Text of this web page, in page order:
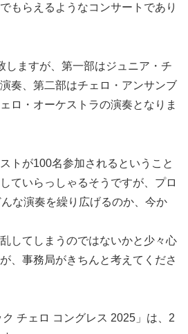
もらえるようなコンサートであり
しますが、第一部はジュニア・チ
奏、第二部はチェロ・アンサンブ
ロ・オーケストラの演奏となりま
トが100名参加されるということ
ていらっしゃるそうですが、プロ
な演奏を繰り広げるのか、今か
してしまうのではないかと少々心
、事務局がきちんと考えてくださ
ク チェロ コングレス 2025」は、2